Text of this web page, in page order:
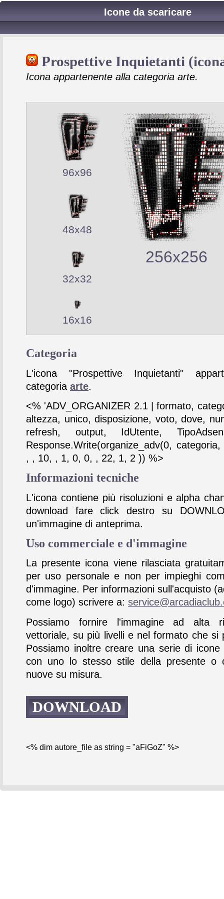
Icone da scaricare
Prospettive Inquietanti
Icona appartenente alla categoria arte.
96x96
48x48
32x32
16x16
256x256
Categoria
L'icona "Prospettive Inquietanti"
categoria arte.
<% 'ADV_ORGANIZER 2.1 | formato,
altezza, unico, disposizione, voto, dove,
refresh, output, IdUtente,
Response.Write(organize_adv(0,
, , 10, , 1, 0, 0, , 22, 1, 2 )) %>
Informazioni tecniche
L'icona contiene più risoluzioni e alpha
download fare click destro su
un'immagine di anteprima.
Uso commerciale e d'immagine
La presente icona viene rilasciata
per uso personale e non per impieghi
d'immagine. Per informazioni sull'acquisto
come logo) scrivere a:
Possiamo fornire l'immagine ad alta
vettoriale, su più livelli e nel formato che si
Possiamo inoltre creare una serie di icone
con uno lo stesso stile della presente o
nuove su misura.
DOWNLOAD
<% dim autore_file as string = "aFiGoZ" %>